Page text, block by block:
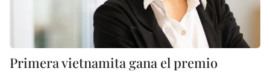
Primera vietnamita gana el premio